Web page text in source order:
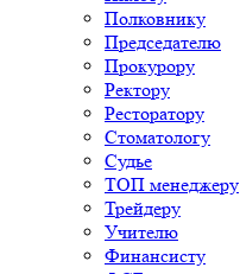
Полковнику
Председателю
Прокурору
Ректору
Ресторатору
Стоматологу
Судье
ТОП менеджеру
Трейдеру
Учителю
Финансисту